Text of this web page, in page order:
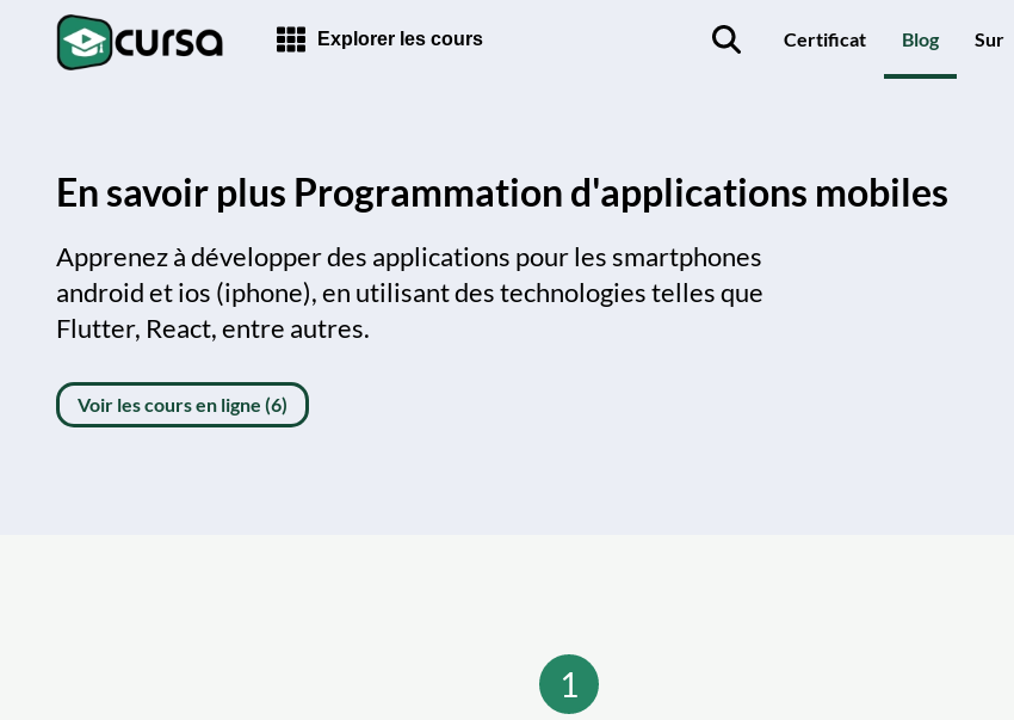
Explorer les cours Certificat Blog Sur
En savoir plus Programmation d'applications mobiles
Apprenez à développer des applications pour les smartphones
android et ios (iphone), en utilisant des technologies telles que
Flutter, React, entre autres.
Voir les cours en ligne (6)
1